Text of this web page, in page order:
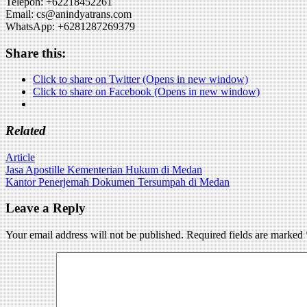
Email: cs@anindyatrans.com
WhatsApp: +6281287269379
Share this:
Click to share on Twitter (Opens in new window)
Click to share on Facebook (Opens in new window)
Related
Article
Post
navigation
Jasa Apostille Kementerian Hukum di Medan
Kantor Penerjemah Dokumen Tersumpah di Medan
Leave a Reply
Your email address will not be published. Required fields are marked